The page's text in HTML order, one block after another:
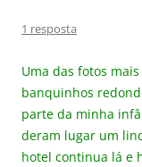
1 resposta
Uma das fotos
banquinhos
parte da minha
deram lugar um
hotel continua lá e